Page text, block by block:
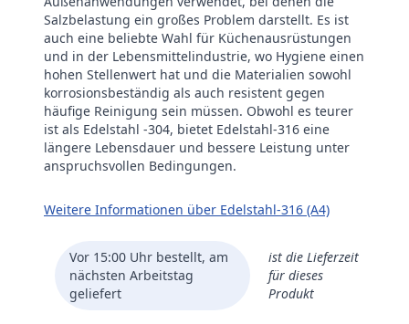
Salzbelastung ein großes Problem darstellt. Es ist
auch eine beliebte Wahl für Küchenausrüstungen
und in der Lebensmittelindustrie, wo Hygiene einen
hohen Stellenwert hat und die Materialien sowohl
korrosionsbeständig als auch resistent gegen
häufige Reinigung sein müssen. Obwohl es teurer
ist als Edelstahl -304, bietet Edelstahl-316 eine
längere Lebensdauer und bessere Leistung unter
anspruchsvollen Bedingungen.
Weitere Informationen über Edelstahl-316 (A4)
Vor 15:00 Uhr bestellt, am
nächsten Arbeitstag
geliefert
ist die Lieferzeit
für dieses
Produkt